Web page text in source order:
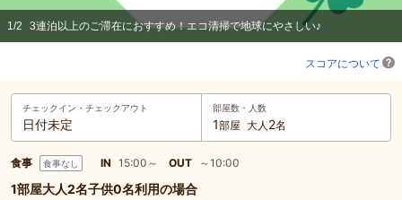
1/2 3連泊以上のご滞在におすすめ！エコ清掃で地球にやさしい♪
スコアについて
チェックイン・ チェックアウト
日付未定
部屋数・人数
1部屋 大人 2名
食事 食事なし IN 15:00～ OUT ～10:00
1部屋大人2名子供0名利用の場合